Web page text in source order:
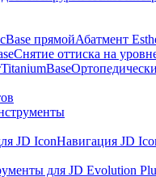
прямойАбатмент
Снятие оттиска на
JD IconНавигация JD
для JD Evolution